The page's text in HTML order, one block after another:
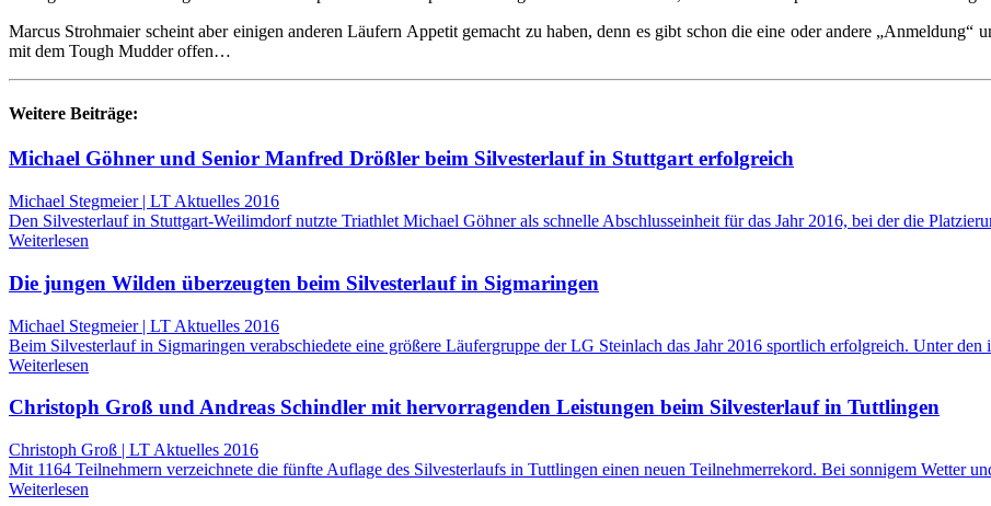
Marcus Strohmaier scheint aber einigen anderen Läufern Appetit gemacht zu haben, denn es gibt schon die eine oder andere „Anmeldung“
mit dem Tough Mudder offen…
Weitere Beiträge:
Michael Göhner und Senior Manfred Drößler beim Silvesterlauf in Stuttgart erfolgreich
Michael Stegmeier | LT Aktuelles 2016
Den Silvesterlauf in Stuttgart-Weilimdorf nutzte Triathlet Michael Göhner als schnelle Abschlusseinheit für das Jahr 2016, bei der die
Weiterlesen
Die jungen Wilden überzeugten beim Silvesterlauf in Sigmaringen
Michael Stegmeier | LT Aktuelles 2016
Beim Silvesterlauf in Sigmaringen verabschiedete eine größere Läufergruppe der LG Steinlach das Jahr 2016 sportlich erfolgreich. Unter
Weiterlesen
Christoph Groß und Andreas Schindler mit hervorragenden Leistungen beim Silvesterlauf in Tuttlingen
Christoph Groß | LT Aktuelles 2016
Mit 1164 Teilnehmern verzeichnete die fünfte Auflage des Silvesterlaufs in Tuttlingen einen neuen Teilnehmerrekord. Bei sonnigem Wetter
Weiterlesen